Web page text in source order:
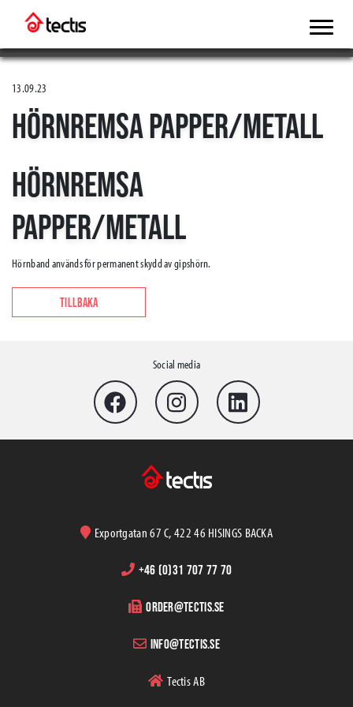
13.09.23
HÖRNREMSA PAPPER/METALL
HÖRNREMSA
PAPPER/METALL
Hörnband används för permanent skydd av gipshörn.
TILLBAKA
Social media
Exportgatan 67 C, 422 46 HISINGS BACKA
+46 (0)31 707 77 70
order@tectis.se
info@tectis.se
Tectis AB